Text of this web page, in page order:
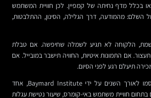
בכלל מדף נחיתה של קמפיין. לכן חוויית המשתמש
השלם: מהמודעה, דרך הגלילה, הסינון, ההתלבטות,
הלקוחה לא תגיע לשמלה שחיפשה. אם טבלת
אם התמונות איטיות, החוויה תישבר במובייל. אם
תיעלם רגע לפני הסיום.
ואכן, לפי נתונים שפורסמו לאורך השנים על ידי Baymard Institute, אחד
חוויית משתמש באי-קומרס, שיעור נטישת עגלות